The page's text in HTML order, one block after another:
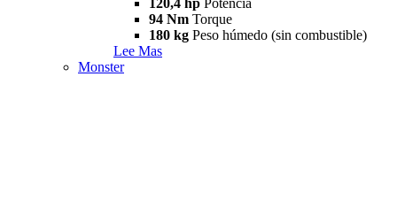
120,4 hp Potencia
94 Nm Torque
180 kg Peso húmedo (sin combustible)
Lee Mas
Monster